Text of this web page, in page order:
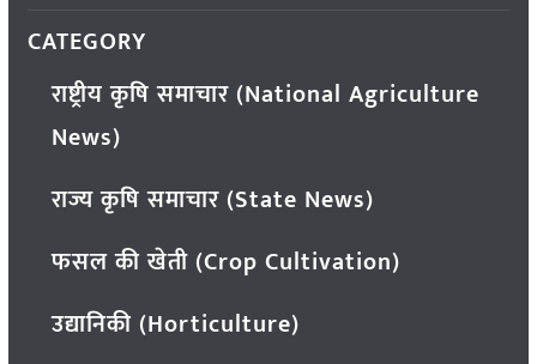
CATEGORY
राष्ट्रीय कृषि समाचार (National Agriculture
News)
राज्य कृषि समाचार (State News)
फसल की खेती (Crop Cultivation)
उद्यानिकी (Horticulture)